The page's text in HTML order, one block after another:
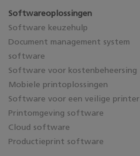
Softwareoplossingen
Software keuzehulp
Document management system
software
Software voor kostenbeheersing
Mobiele printoplossingen
Software voor een veilige printer
Printomgeving software
Cloud software
Productieprint software